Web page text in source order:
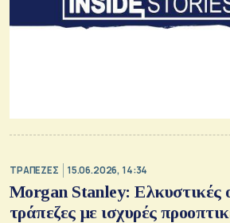
ΤΡΑΠΕΖΕΣ 15.06.2026, 14:34
Morgan Stanley: Ελκυστικές
τράπεζες με ισχυρές